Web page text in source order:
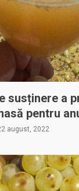
susținere a
pentru
august, 2022